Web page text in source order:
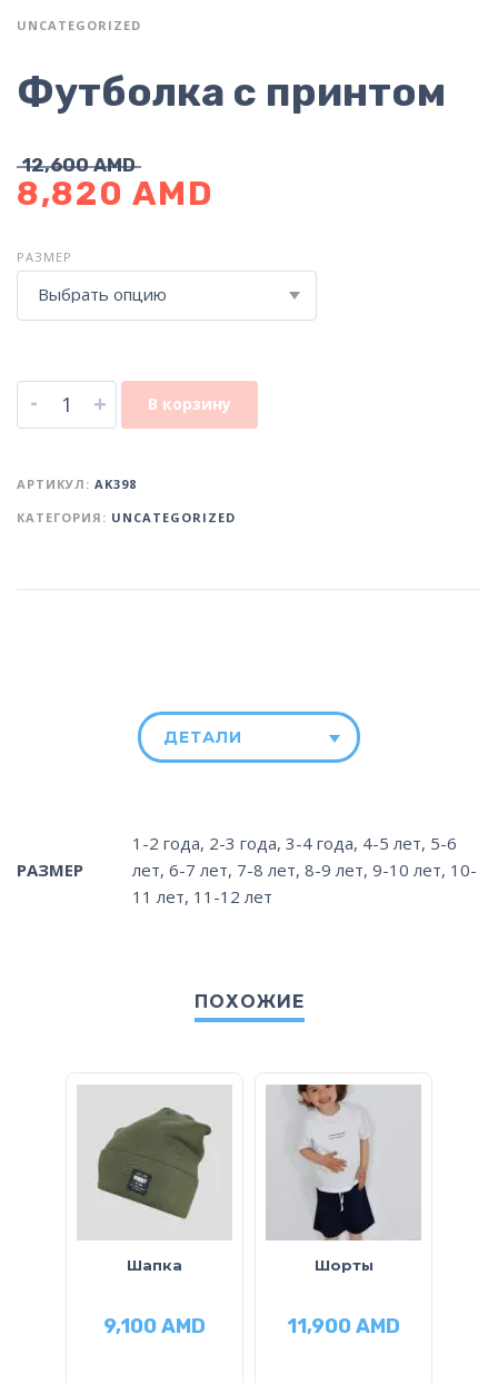
UNCATEGORIZED
Футболка с принтом
12,600AMD
8,820AMD
РАЗМЕР
Выбрать опцию
- + В корзину
АРТИКУЛ: AK398
КАТЕГОРИЯ: UNCATEGORIZED
ДЕТАЛИ
РАЗМЕР
1-2 года, 2-3 года, 3-4 года, 4-5 лет, 5-6
лет, 6-7 лет, 7-8 лет, 8-9 лет, 9-10 лет, 10-
11 лет, 11-12 лет
ПОХОЖИЕ
Шапка
9,100AMD
Шорты
11,900AMD